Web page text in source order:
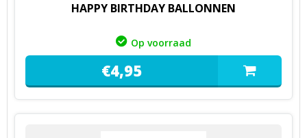
HAPPY BIRTHDAY BALLONNEN
Op voorraad
€4,95